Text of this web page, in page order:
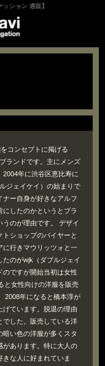
ョン 通販】
コンセプトに掲げる
ランドです。主にメンズ
年に渋谷区恵比寿に
ジェイケイ）の始まりで
ー自身が好きなアルフ
したのかというとブラ
のが理由です。 デザイ
ショップのバイヤーと
に行きマウリッツォと一
のがwjk（ダブルジェイ
ですが開始当初は女性
と女性向けの洋服を販売
2008年になると橋本淳が
ています。脱退の理由
でした。販売している洋
い色の洋服が多くスタ
があります。特に大人の
な人に好まれていま